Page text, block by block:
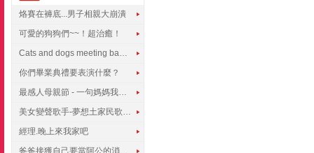
烙賽在褲底...男子相親大崩潰
可愛的狗狗們~~！超治癒！
Cats and dogs meeting babies for the first time
你們畢業典禮要表演什麼？
最感人母親節 - 一句媽媽我愛你
美女變聲歌手-夢想土家民歌傳遍世界
經理.晚上來我家吧
爸爸接獲自己要當阿公的消息，反應史上最可愛!!!